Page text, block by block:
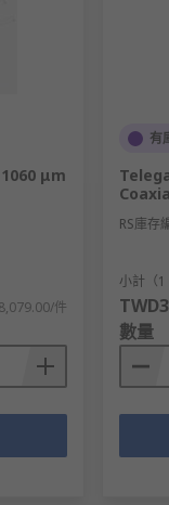
μm
件
有
RS庫存
小計（1
數量